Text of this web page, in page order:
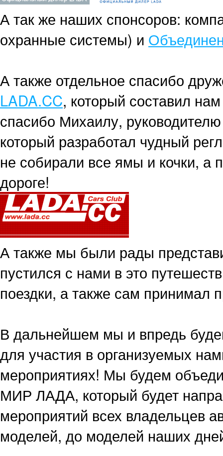
А так же наших спонсоров:
охранные системы) и
А также отдельное спасибо
LADA.CC, который составил
спасибо Михаилу,
который разработал чудный
не собирали все ямы и кочки, а
дороге!
А также мы были рады
пустился с нами в это
поездки, а также сам принимал
В дальнейшем мы и впредь
для участия в организуемых
мероприятиях! Мы будем
МИР ЛАДА, который будет
мероприятий всех владельцев
моделей, до моделей наших